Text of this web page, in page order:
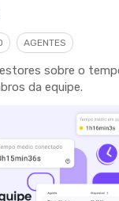
AGENTES
sobre o
da equipe.